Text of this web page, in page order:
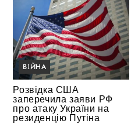
ВІЙНА
Розвідка США
заперечила заяви РФ
про атаку України на
резиденцію Путіна